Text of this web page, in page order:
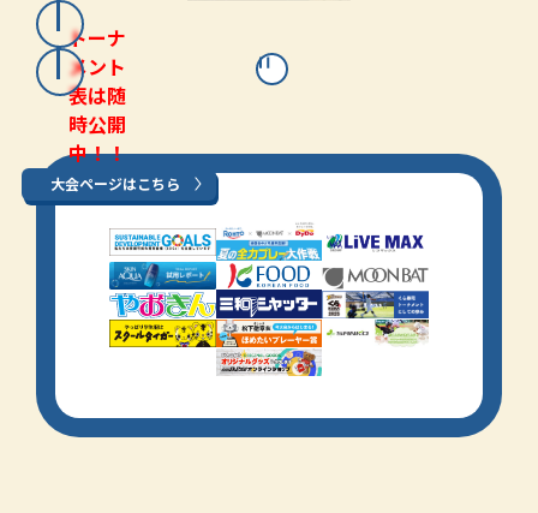
トーナ
メント
表は随
時公開
中！！
大会ページはこちら